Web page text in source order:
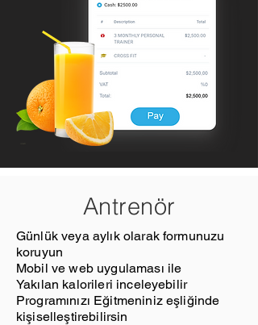
Antrenör
Günlük veya aylık olarak formunuzu
koruyun
Mobil ve web uygulaması ile
Yakılan kalorileri inceleyebilir
Programınızı Eğitmeniniz eşliğinde
kişiselleştirebilirsin